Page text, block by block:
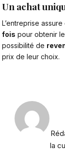
Un achat
L’entreprise
fois pour obtenir
possibilité de
prix de leur choix.
la